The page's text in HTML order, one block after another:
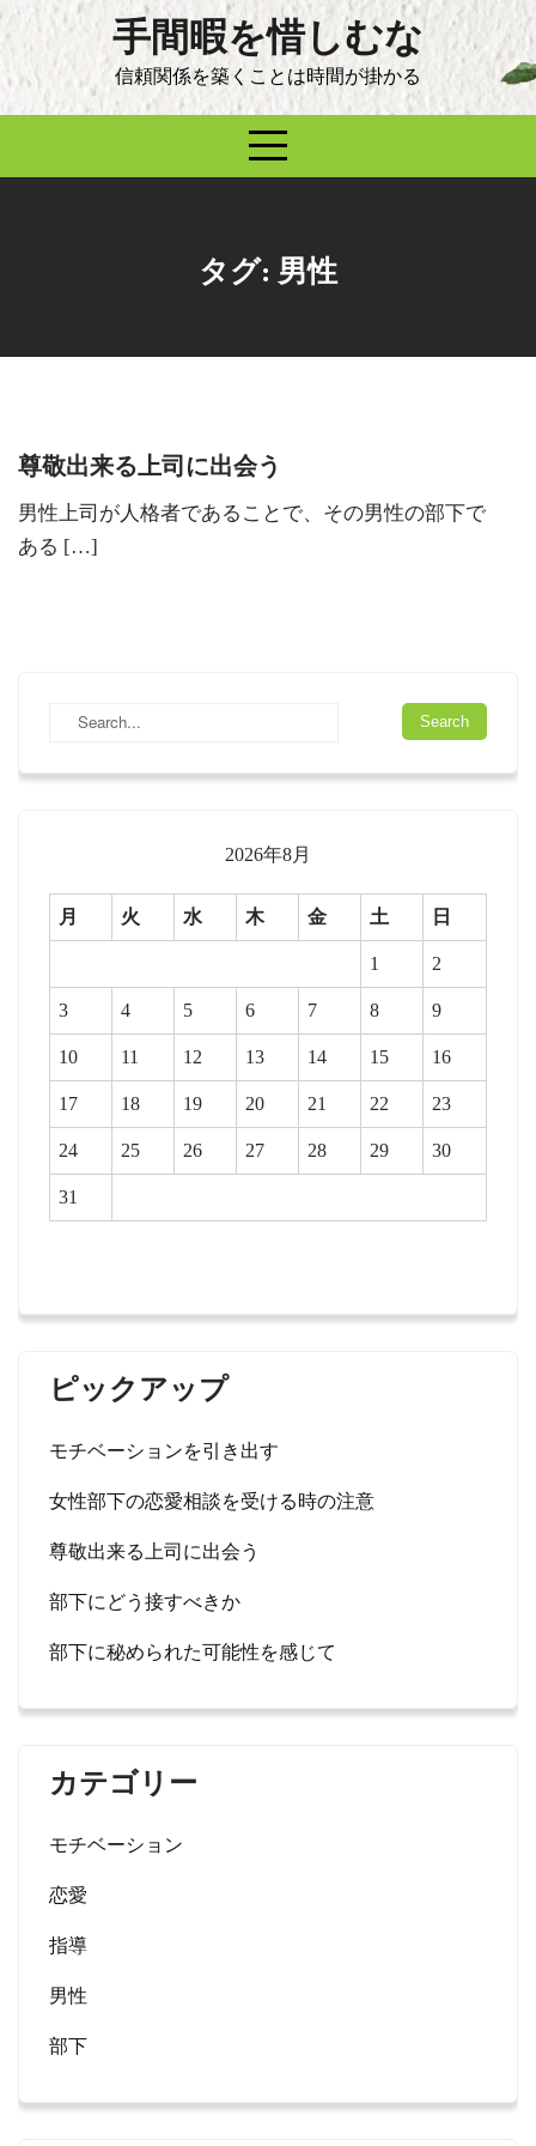
Skip
to
content
手間暇を惜しむな
信頼関係を築くことは時間が掛かる
タグ: 男性
尊敬出来る上司に出会う
男性上司が人格者であることで、その男性の部下で
ある […]
2026年8月
月 火 水 木 金 土 日
1 2
3 4 5 6 7 8 9
10 11 12 13 14 15 16
17 18 19 20 21 22 23
24 25 26 27 28 29 30
31
ピックアップ
モチベーションを引き出す
女性部下の恋愛相談を受ける時の注意
尊敬出来る上司に出会う
部下にどう接すべきか
部下に秘められた可能性を感じて
カテゴリー
モチベーション
恋愛
指導
男性
部下